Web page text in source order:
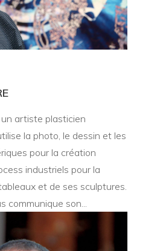
artiste plasticien
la photo, le dessin et les
pour la création
industriels pour la
et de ses sculptures.
communique son...